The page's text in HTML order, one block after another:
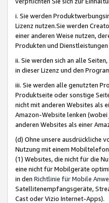
i. Sie werden
Lizenz nutzen.Sie werden
einer anderen Weise nutzen,
Produkten und
ii. Sie werden sich an alle
in dieser Lizenz und den
iii. Sie werden alle genutzten
Produktseite oder sonstige
nicht mit anderen Websites als
Amazon-Website lenken
anderen Websites als einer
(d) Ohne unsere ausdrückliche
Nutzung mit einem
(1) Websites, die nicht für die
eine nicht für Mobilgeräte
in den Richtlinie für Mobile
Satellitenempfangsgeräte,
Cast oder Vizio Internet-Apps).